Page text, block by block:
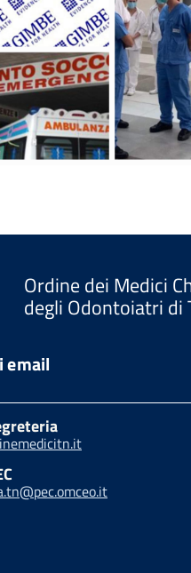
Ordine dei Medici
degli Odontoiatri di
email